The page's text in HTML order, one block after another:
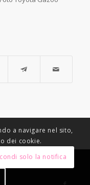
a navigare nel sito,
dei cookie.
solo la notifica